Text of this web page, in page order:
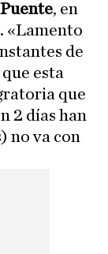
, en
«Lamento
de
esta
que
2 días han
no va con